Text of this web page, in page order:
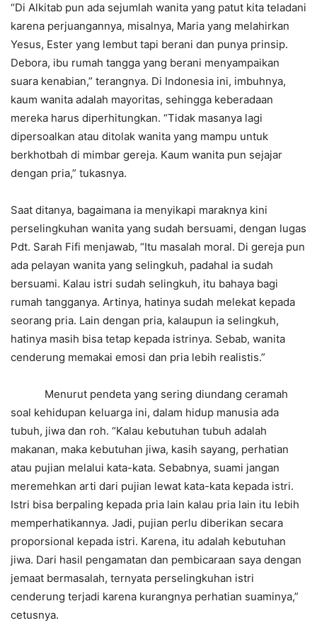
“Di Alkitab pun ada sejumlah wanita yang patut kita teladani
karena perjuangannya, misalnya, Maria yang melahirkan
Yesus, Ester yang lembut tapi berani dan punya prinsip.
Debora, ibu rumah tangga yang berani menyampaikan
suara kenabian,” terangnya. Di Indonesia ini, imbuhnya,
kaum wanita adalah mayoritas, sehingga keberadaan
mereka harus diperhitungkan. “Tidak masanya lagi
dipersoalkan atau ditolak wanita yang mampu untuk
berkhotbah di mimbar gereja. Kaum wanita pun sejajar
dengan pria,” tukasnya.
Saat ditanya, bagaimana ia menyikapi maraknya kini
perselingkuhan wanita yang sudah bersuami, dengan lugas
Pdt. Sarah Fifi menjawab, “Itu masalah moral. Di gereja pun
ada pelayan wanita yang selingkuh, padahal ia sudah
bersuami. Kalau istri sudah selingkuh, itu bahaya bagi
rumah tangganya. Artinya, hatinya sudah melekat kepada
seorang pria. Lain dengan pria, kalaupun ia selingkuh,
hatinya masih bisa tetap kepada istrinya. Sebab, wanita
cenderung memakai emosi dan pria lebih realistis.”
Menurut pendeta yang sering diundang ceramah
soal kehidupan keluarga ini, dalam hidup manusia ada
tubuh, jiwa dan roh. “Kalau kebutuhan tubuh adalah
makanan, maka kebutuhan jiwa, kasih sayang, perhatian
atau pujian melalui kata-kata. Sebabnya, suami jangan
meremehkan arti dari pujian lewat kata-kata kepada istri.
Istri bisa berpaling kepada pria lain kalau pria lain itu lebih
memperhatikannya. Jadi, pujian perlu diberikan secara
proporsional kepada istri. Karena, itu adalah kebutuhan
jiwa. Dari hasil pengamatan dan pembicaraan saya dengan
jemaat bermasalah, ternyata perselingkuhan istri
cenderung terjadi karena kurangnya perhatian suaminya,”
cetusnya.